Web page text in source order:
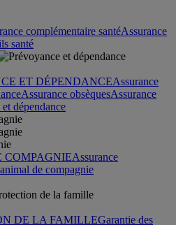
complémentaire santéAssurance
santé
ET DÉPENDANCEAssurance
Assurance obsèquesAssurance
dépendance
COMPAGNIEAssurance
de compagnie
DE LA FAMILLEGarantie des